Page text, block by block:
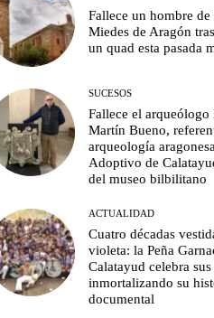
Fallece un hombre de
Miedes de Aragón
un quad esta pasada
SUCESOS
Fallece el arqueólogo
Martín Bueno,
arqueología
Adoptivo de
del museo bilbilitano
ACTUALIDAD
Cuatro décadas
violeta: la Peña
Calatayud celebra
inmortalizando su
documental